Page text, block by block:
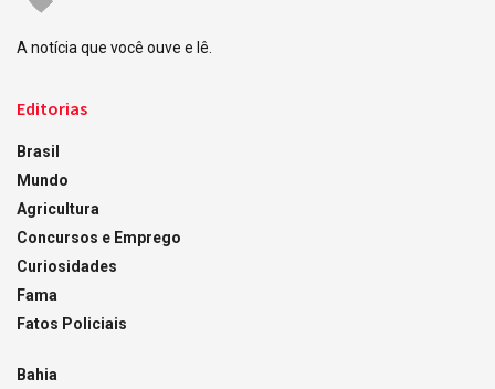
A notícia que você ouve e lê.
Editorias
Brasil
Mundo
Agricultura
Concursos e Emprego
Curiosidades
Fama
Fatos Policiais
Bahia